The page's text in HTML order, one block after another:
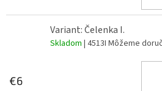
Variant: Čelenka I.
Skladom | 4513I Môžeme
€6